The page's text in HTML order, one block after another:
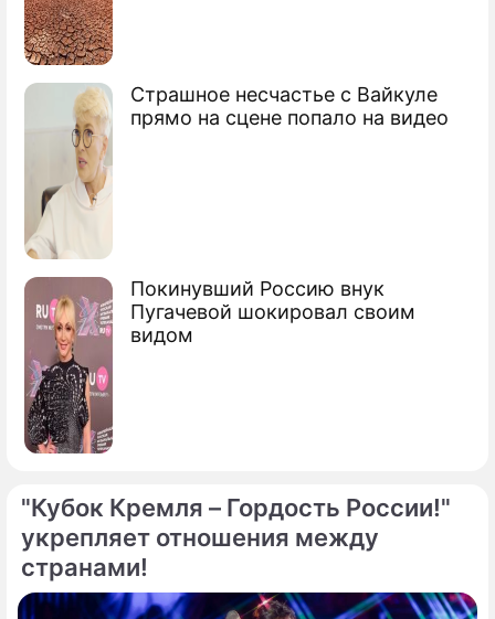
Страшное несчастье с Вайкуле
прямо на сцене попало на видео
Покинувший Россию внук
Пугачевой шокировал своим
видом
парламентариев в Москву
Володин встретит Новый год на борту
самолета
"Кубок Кремля – Гордость России!"
укрепляет отношения между
странами!